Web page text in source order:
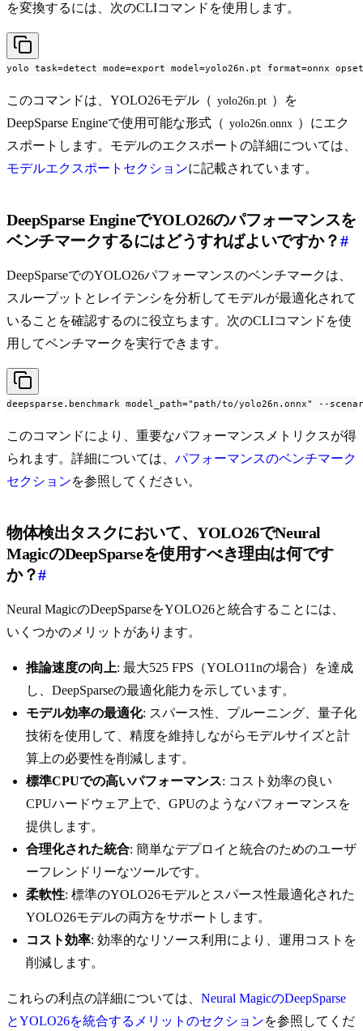
を変換するには、次のCLIコマンドを使用します。
yolo task=detect mode=export model=yolo26n.pt format=onnx
このコマンドは、YOLO26モデル（ yolo26n.pt ）を
DeepSparse Engineで使用可能な形式（ yolo26n.onnx ）にエク
スポートします。モデルのエクスポートの詳細については、
モデルエクスポートセクションに記載されています。
DeepSparse EngineでYOLO26のパフォーマンスを
ベンチマークするにはどうすればよいですか？#
DeepSparseでのYOLO26パフォーマンスのベンチマークは、
スループットとレイテンシを分析してモデルが最適化されて
いることを確認するのに役立ちます。次のCLIコマンドを使
用してベンチマークを実行できます。
deepsparse.benchmark model_path="path/to/yolo26n.onnx" --
このコマンドにより、重要なパフォーマンスメトリクスが得
られます。詳細については、 パフォーマンスのベンチマーク
セクションを参照してください。
物体検出タスクにおいて、YOLO26でNeural
MagicのDeepSparseを使用すべき理由は何です
か？#
Neural MagicのDeepSparseをYOLO26と統合することには、
いくつかのメリットがあります。
推論速度の向上: 最大525 FPS（YOLO11nの場合）を達成
し、DeepSparseの最適化能力を示しています。
モデル効率の最適化: スパース性、プルーニング、量子化
技術を使用して、精度を維持しながらモデルサイズと計
算上の必要性を削減します。
標準CPUでの高いパフォーマンス: コスト効率の良い
CPUハードウェア上で、GPUのようなパフォーマンスを
提供します。
合理化された統合: 簡単なデプロイと統合のためのユーザ
ーフレンドリーなツールです。
柔軟性: 標準のYOLO26モデルとスパース性最適化された
YOLO26モデルの両方をサポートします。
コスト効率: 効率的なリソース利用により、運用コストを
削減します。
これらの利点の詳細については、 Neural MagicのDeepSparse
とYOLO26を統合するメリットのセクションを参照してくだ